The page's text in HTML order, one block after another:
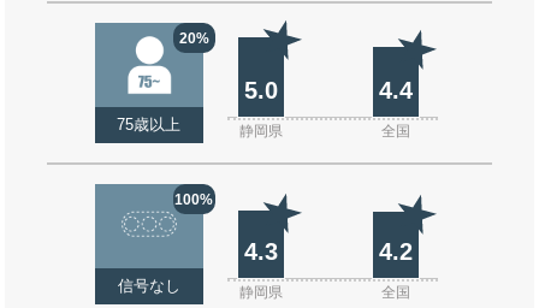
20%
75歳以上
5.0 4.4
静岡県 全国
100%
信号なし
4.3 4.2
静岡県 全国